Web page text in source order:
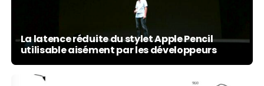
La latence réduite du stylet Apple Pencil
utilisable aisément par les développeurs